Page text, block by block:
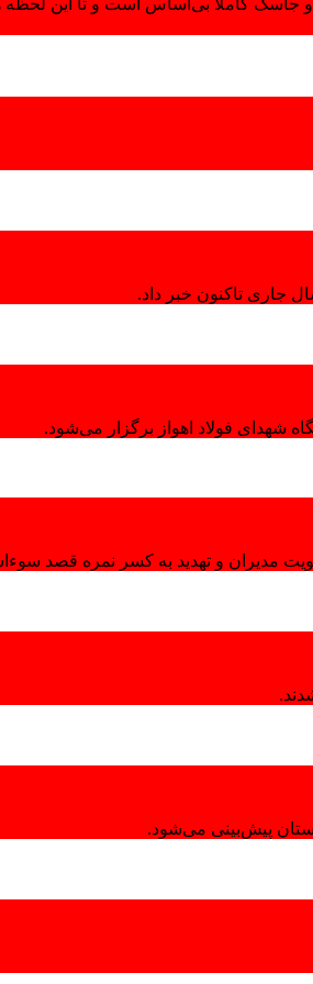
و جاسک کاملاً بی‌اساس است و تا این
جاری تاکنون خبر داد.
شهدای فولاد اهواز برگزار می‌شود.
مدیران و تهدید به کسر نمره قصد
پیش‌بینی می‌شود.